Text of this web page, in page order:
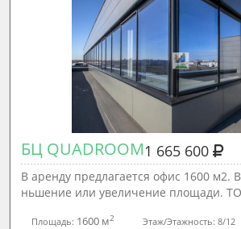
БЦ QUADROOM1 665 600
В аренду предлагается офис 1600 м2.
ньшение или увеличение площади.
Площадь: 1600 м2 Этаж/Этажность:8/12